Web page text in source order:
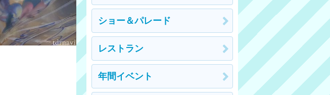
ショー＆パレード
レストラン
年間イベント